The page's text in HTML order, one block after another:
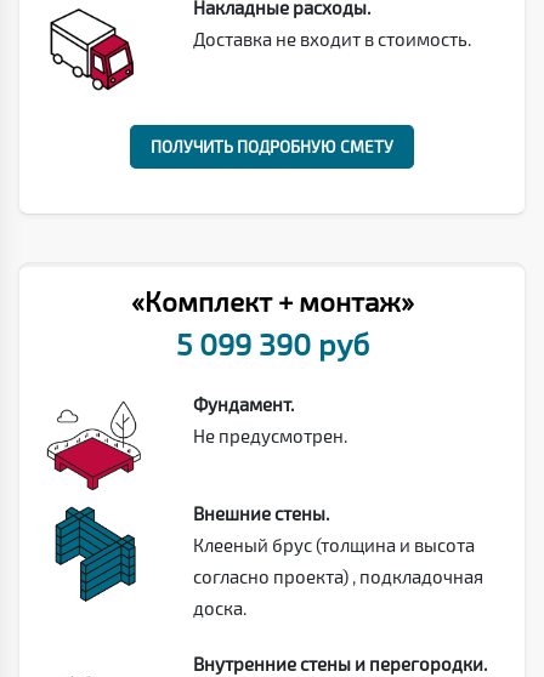
Накладные расходы.
Доставка не входит в стоимость.
ПОЛУЧИТЬ ПОДРОБНУЮ СМЕТУ
«Комплект + монтаж»
5 099 390 руб
Фундамент.
Не предусмотрен.
Внешние стены.
Клееный брус (толщина и высота
согласно проекта) , подкладочная
доска.
Внутренние стены и перегородки.